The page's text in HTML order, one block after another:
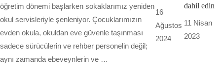
öğretim dönemi başlarken sokaklarımız yeniden
okul servisleriyle şenleniyor. Çocuklarımızın
evden okula, okuldan eve güvenle taşınması
sadece sürücülerin ve rehber personelin değil;
aynı zamanda ebeveynlerin ve …
16
Ağustos
2024
dahil edin
11 Nisan
2023